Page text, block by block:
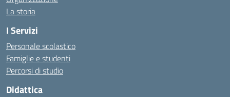
La storia
I Servizi
Personale scolastico
Famiglie e studenti
Percorsi di studio
Didattica